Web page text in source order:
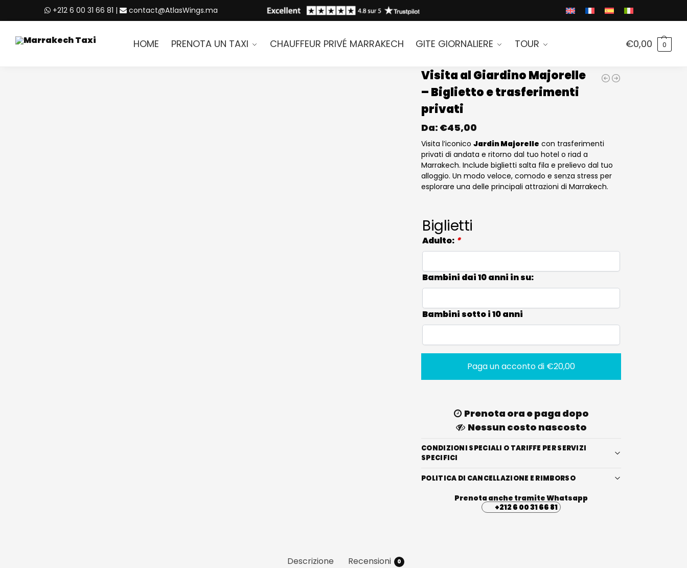
+212 6 00 31 66 81 | contact@AtlasWings.ma
HOME PRENOTA UN TAXI CHAUFFEUR PRIVÉ MARRAKECH GITE GIORNALIERE TOUR €0,00 0
Visita al Giardino Majorelle
– Biglietto e trasferimenti
privati
Da: €45,00
Visita l’iconicoJardin Majorelle con trasferimenti
privati di andata e ritorno dal tuo hotel o riad a
Marrakech. Include biglietti salta fila e prelievo dal tuo
alloggio. Un modo veloce, comodo e senza stress per
esplorare una delle principali attrazioni di Marrakech.
Biglietti
Adulto: *
Bambini dai 10 anni in su:
Bambini sotto i 10 anni
Paga un acconto di €20,00
Prenota ora e paga dopo
Nessun costo nascosto
CONDIZIONI SPECIALI O TARIFFE PER SERVIZI
SPECIFICI
POLITICA DI CANCELLAZIONE E RIMBORSO
Prenota anche tramite Whatsapp
+212 6 00 31 66 81
Descrizione Recensioni 0